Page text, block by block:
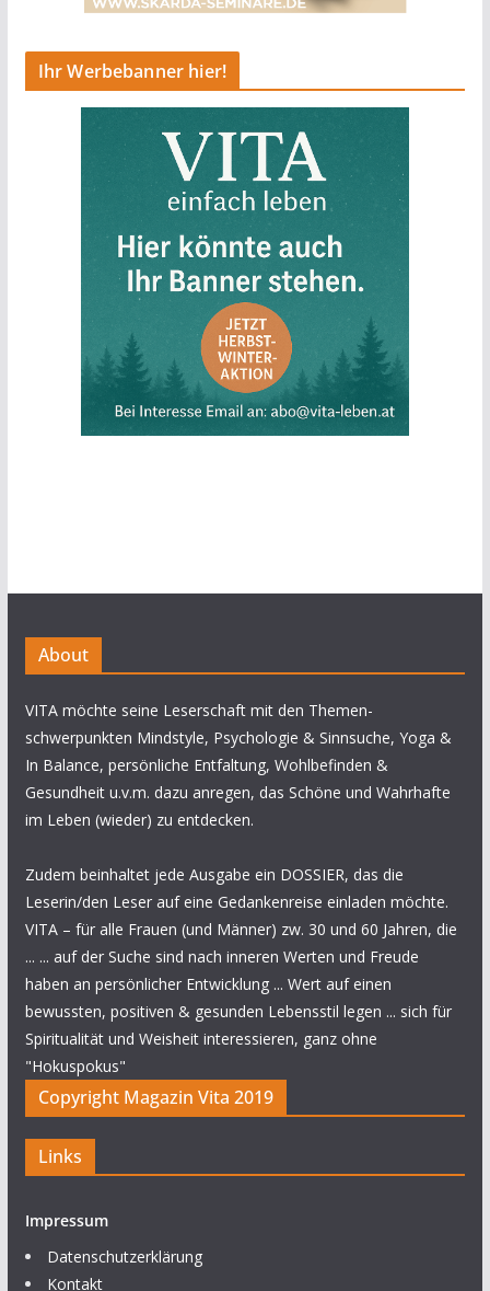
Ihr Werbebanner hier!
About
VITA möchte seine Leserschaft mit den Themen-
schwerpunkten Mindstyle, Psychologie & Sinnsuche, Yoga &
In Balance, persönliche Entfaltung, Wohlbefinden &
Gesundheit u.v.m. dazu anregen, das Schöne und Wahrhafte
im Leben (wieder) zu entdecken.
Zudem beinhaltet jede Ausgabe ein DOSSIER, das die
Leserin/den Leser auf eine Gedankenreise einladen möchte.
VITA – für alle Frauen (und Männer) zw. 30 und 60 Jahren, die
... ... auf der Suche sind nach inneren Werten und Freude
haben an persönlicher Entwicklung ... Wert auf einen
bewussten, positiven & gesunden Lebensstil legen ... sich für
Spiritualität und Weisheit interessieren, ganz ohne
"Hokuspokus"
Copyright Magazin Vita 2019
Links
Impressum
Datenschutzerklärung
Kontakt